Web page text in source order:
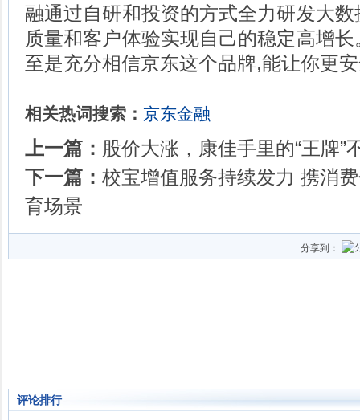
融通过自研和投资的方式全力研发大
质量和客户体验实现自己的稳定高增
至是充分相信京东这个品牌,能让你更
相关热词搜索： 京东金融
上一篇： 股价大涨，康佳手里的“王牌”
下一篇： 校宝增值服务持续发力 携消
育场景
分享到：
评论排行